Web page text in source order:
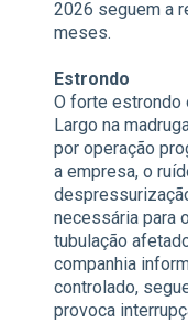
2026 seguem a
meses.
Estrondo
O forte estrondo
Largo na
por operação
a empresa, o
necessária para
tubulação
companhia
controlado,
provoca